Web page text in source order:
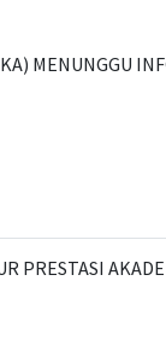
MENUNGGU
PRESTASI